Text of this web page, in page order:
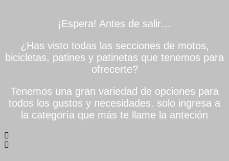
¡Espera! Antes de salir…
¿Has visto todas las secciones de motos,
bicicletas, patines y patinetas que tenemos para
ofrecerte?
Tenemos una gran variedad de opciones para
todos los gustos y necesidades. solo ingresa a
la categoría que más te llame la anteción